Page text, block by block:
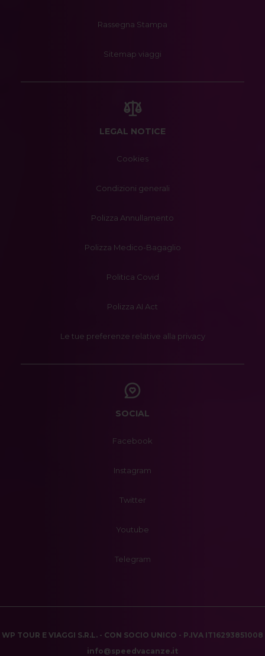
Rassegna Stampa
Sitemap viaggi
LEGAL NOTICE
Cookies
Condizioni generali
Polizza Annullamento
Polizza Medico-Bagaglio
Politica Covid
Polizza AI Act
Le tue preferenze relative alla privacy
SOCIAL
Facebook
Instagram
Twitter
Youtube
Telegram
WP TOUR E VIAGGI S.R.L. - CON SOCIO UNICO - P.IVA IT16293851008
info@speedvacanze.it